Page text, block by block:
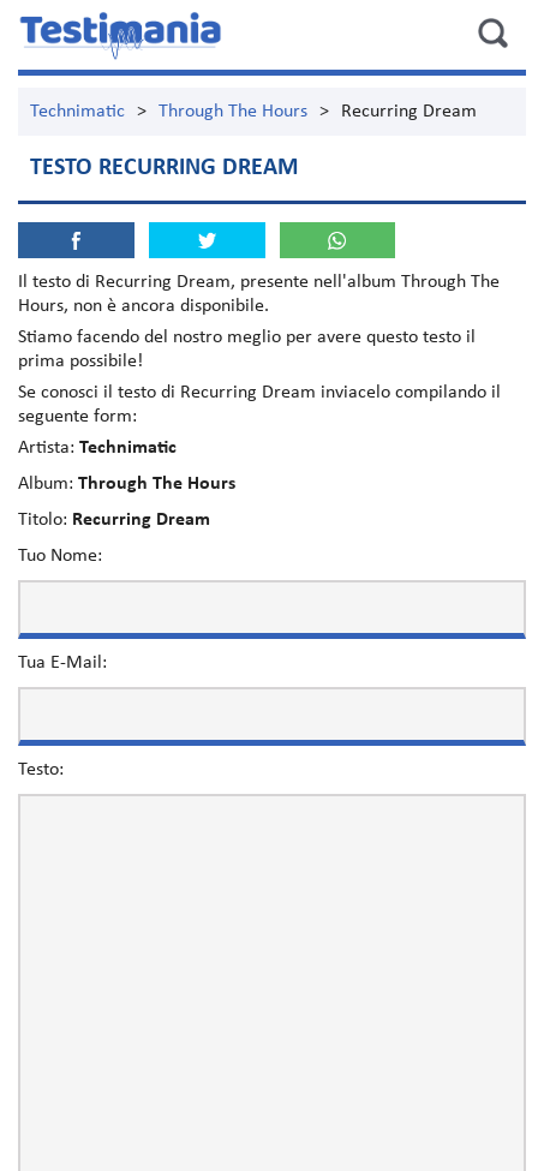
Technimatic > Through The Hours > Recurring Dream
TESTO RECURRING DREAM
Il testo di Recurring Dream, presente nell'album Through The
Hours, non è ancora disponibile.
Stiamo facendo del nostro meglio per avere questo testo il
prima possibile!
Se conosci il testo di Recurring Dream inviacelo compilando il
seguente form:
Artista: Technimatic
Album: Through The Hours
Titolo: Recurring Dream
Tuo Nome:
Tua E-Mail:
Testo: